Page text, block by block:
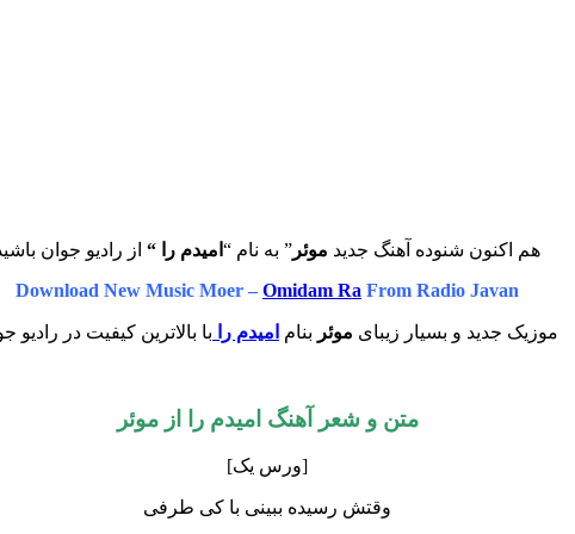
هم اکنون شنوده آهنگ جدید موئر ” به نام “ امیدم را “ از رادیو جوان
Download New Music Moer – Omidam Ra From Radio Javan
موزیک جدید و بسیار زیبای موئر بنام امیدم را با بالاترین کیفیت در رادیو
متن و شعر آهنگ امیدم را ازموئر
[ورس یک]
وقتش رسیده ببینی با کی‌ طرفی